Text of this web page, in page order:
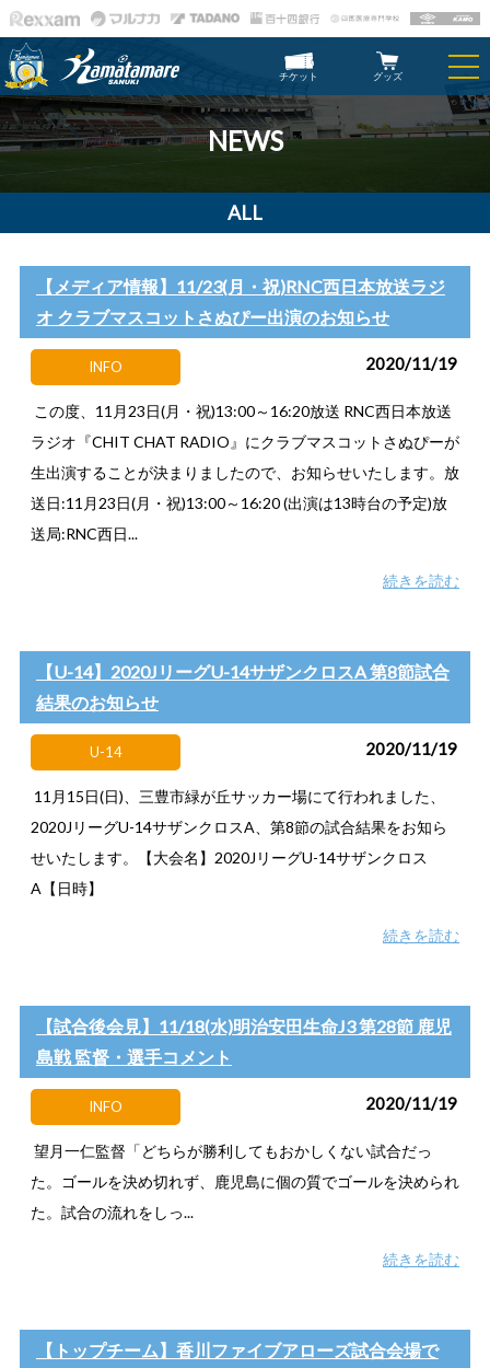
チケット グッズ
NEWS
ALL
【メディア情報】11/23(月・祝)RNC西日本放送ラジ
オ クラブマスコットさぬぴー出演のお知らせ
INFO 2020/11/19
この度、11月23日(月・祝)13:00～16:20放送 RNC西日本放送
ラジオ『CHIT CHAT RADIO』にクラブマスコットさぬぴーが
生出演することが決まりましたので、お知らせいたします。放
送日:11月23日(月・祝)13:00～16:20 (出演は13時台の予定)放
送局:RNC西日...
続きを読む
【U-14】2020JリーグU-14サザンクロスA 第8節試合
結果のお知らせ
U-14 2020/11/19
11月15日(日)、三豊市緑が丘サッカー場にて行われました、
2020JリーグU-14サザンクロスA、第8節の試合結果をお知ら
せいたします。【大会名】2020JリーグU-14サザンクロス
A【日時】
続きを読む
【試合後会見】11/18(水)明治安田生命J3 第28節 鹿児
島戦 監督・選手コメント
INFO 2020/11/19
望月一仁監督「どちらが勝利してもおかしくない試合だっ
た。ゴールを決め切れず、鹿児島に個の質でゴールを決められ
た。試合の流れをしっ...
続きを読む
【トップチーム】香川ファイブアローズ試合会場で